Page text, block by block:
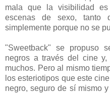
mala que la visibilidad
escenas de sexo, tanto
simplemente porque no se
"Sweetback" se propuso
negros a través del cine y,
muchos. Pero al mismo
los esteriotipos que este
negro, seguro de sí mismo